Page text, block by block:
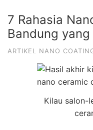
7 Rahasia
Bandung
ARTIKEL NANO
Kilau salon-